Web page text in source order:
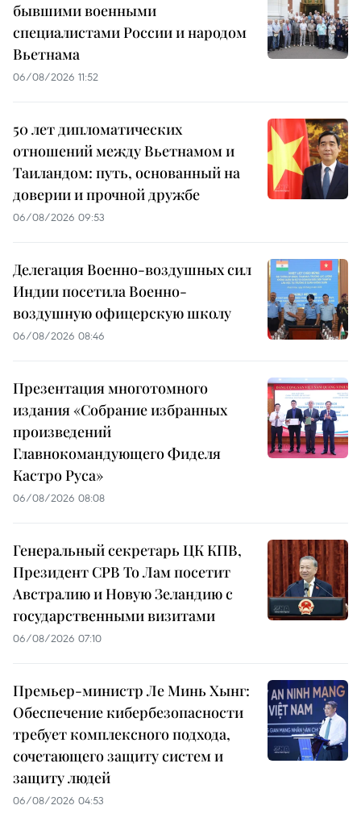
бывшими военными
специалистами России и народом
Вьетнама
06/08/2026 11:52
50 лет дипломатических
отношений между Вьетнамом и
Таиландом: путь, основанный на
доверии и прочной дружбе
06/08/2026 09:53
Делегация Военно-воздушных сил
Индии посетила Военно-
воздушную офицерскую школу
06/08/2026 08:46
Презентация многотомного
издания «Собрание избранных
произведений
Главнокомандующего Фиделя
Кастро Руса»
06/08/2026 08:08
Генеральный секретарь ЦК КПВ,
Президент СРВ То Лам посетит
Австралию и Новую Зеландию с
государственными визитами
06/08/2026 07:10
Премьер-министр Ле Минь Хынг:
Обеспечение кибербезопасности
требует комплексного подхода,
сочетающего защиту систем и
защиту людей
06/08/2026 04:53